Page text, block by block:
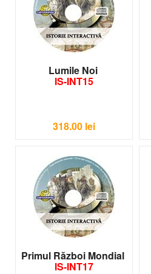
Lumile Noi
IS-INT15
318.00 lei
Primul Război Mondial
IS-INT17